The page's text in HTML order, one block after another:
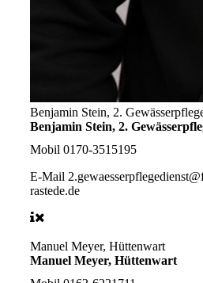
Benjamin Stein, 2.
Benjamin Stein, 2.
Mobil 0170-3515195
E-Mail
rastede.de
Manuel Meyer, Hüttenwart
Manuel Meyer, Hüttenwart